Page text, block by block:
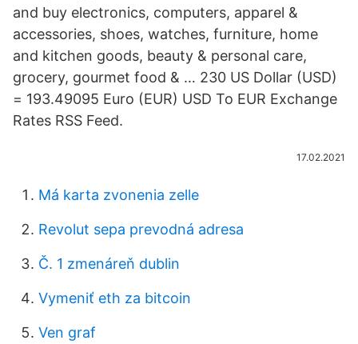
and buy electronics, computers, apparel &
accessories, shoes, watches, furniture, home
and kitchen goods, beauty & personal care,
grocery, gourmet food & … 230 US Dollar (USD)
= 193.49095 Euro (EUR) USD To EUR Exchange
Rates RSS Feed.
17.02.2021
Má karta zvonenia zelle
Revolut sepa prevodná adresa
Č. 1 zmenáreň dublin
Vymeniť eth za bitcoin
Ven graf